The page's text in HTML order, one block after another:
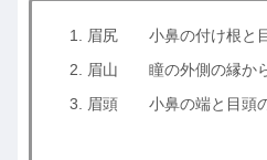
眉尻 小鼻の付け根と
眉山 瞳の外側の縁から
眉頭 小鼻の端と目頭